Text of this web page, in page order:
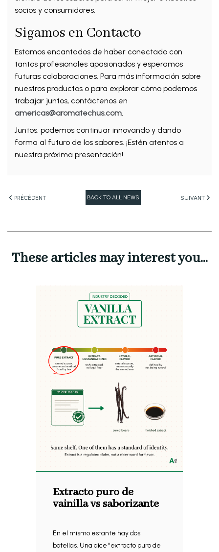
socios y consumidores.
Sigamos en Contacto
Estamos encantados de haber conectado con
tantos profesionales apasionados y esperamos
futuras colaboraciones. Para más información sobre
nuestros productos o para explorar cómo podemos
trabajar juntos, contáctenos en
americas@aromatechus.com.
Juntos, podemos continuar innovando y dando
forma al futuro de los sabores. ¡Estén atentos a
nuestra próxima presentación!
PRÉCÉDENT BACK TO ALL NEWS SUIVANT
These articles may interest you...
Extracto puro de
vainilla vs saborizante
En el mismo estante hay dos
botellas. Una dice "extracto puro de